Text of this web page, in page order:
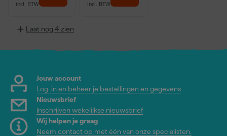
incl. BTW incl. BTW
Laat nog 4 zien
Jouw account
Log-in en beheer je bestellingen en gegevens
Nieuwsbrief
Inschrijven wekelijkse nieuwsbrief
Wij helpen je graag
Neem contact op met één van onze specialisten.